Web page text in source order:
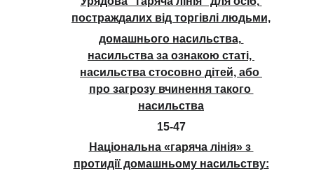
постраждалих від торгівлі людьми,
домашнього насильства,
насильства за ознакою статі,
насильства стосовно дітей, або
про загрозу вчинення такого
насильства
15-47
Національна «гаряча лінія» з
протидії домашньому насильству: